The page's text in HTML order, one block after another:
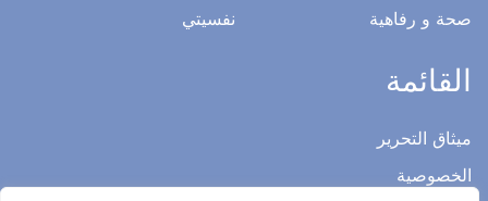
صحة و رفاهية
نفسيتي
القائمة
ميثاق التحرير
الخصوصية